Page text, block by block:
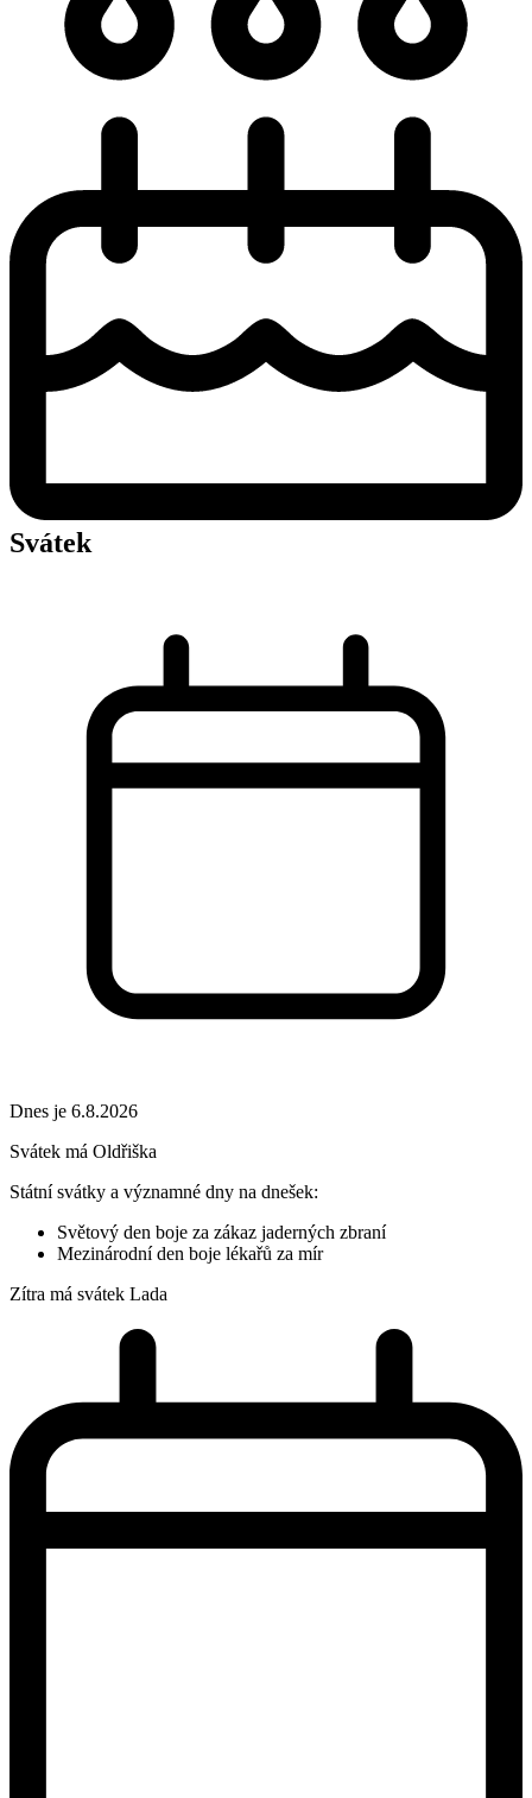
Svátek
Dnes je 6.8.2026
Svátek má Oldřiška
Státní svátky a významné dny na dnešek:
Světový den boje za zákaz jaderných zbraní
Mezinárodní den boje lékařů za mír
Zítra má svátek Lada